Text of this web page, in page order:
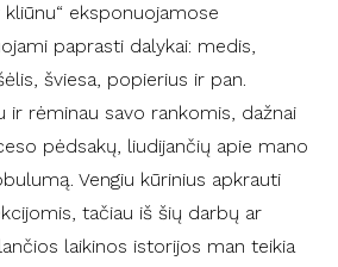
kliūnu“ eksponuojamose
paprasti dalykai: medis,
šviesa, popierius ir pan.
ir rėminau savo rankomis, dažnai
pėdsakų, liudijančių apie mano
ą. Vengiu kūrinius apkrauti
tačiau iš šių darbų ar
čios laikinos istorijos man teikia